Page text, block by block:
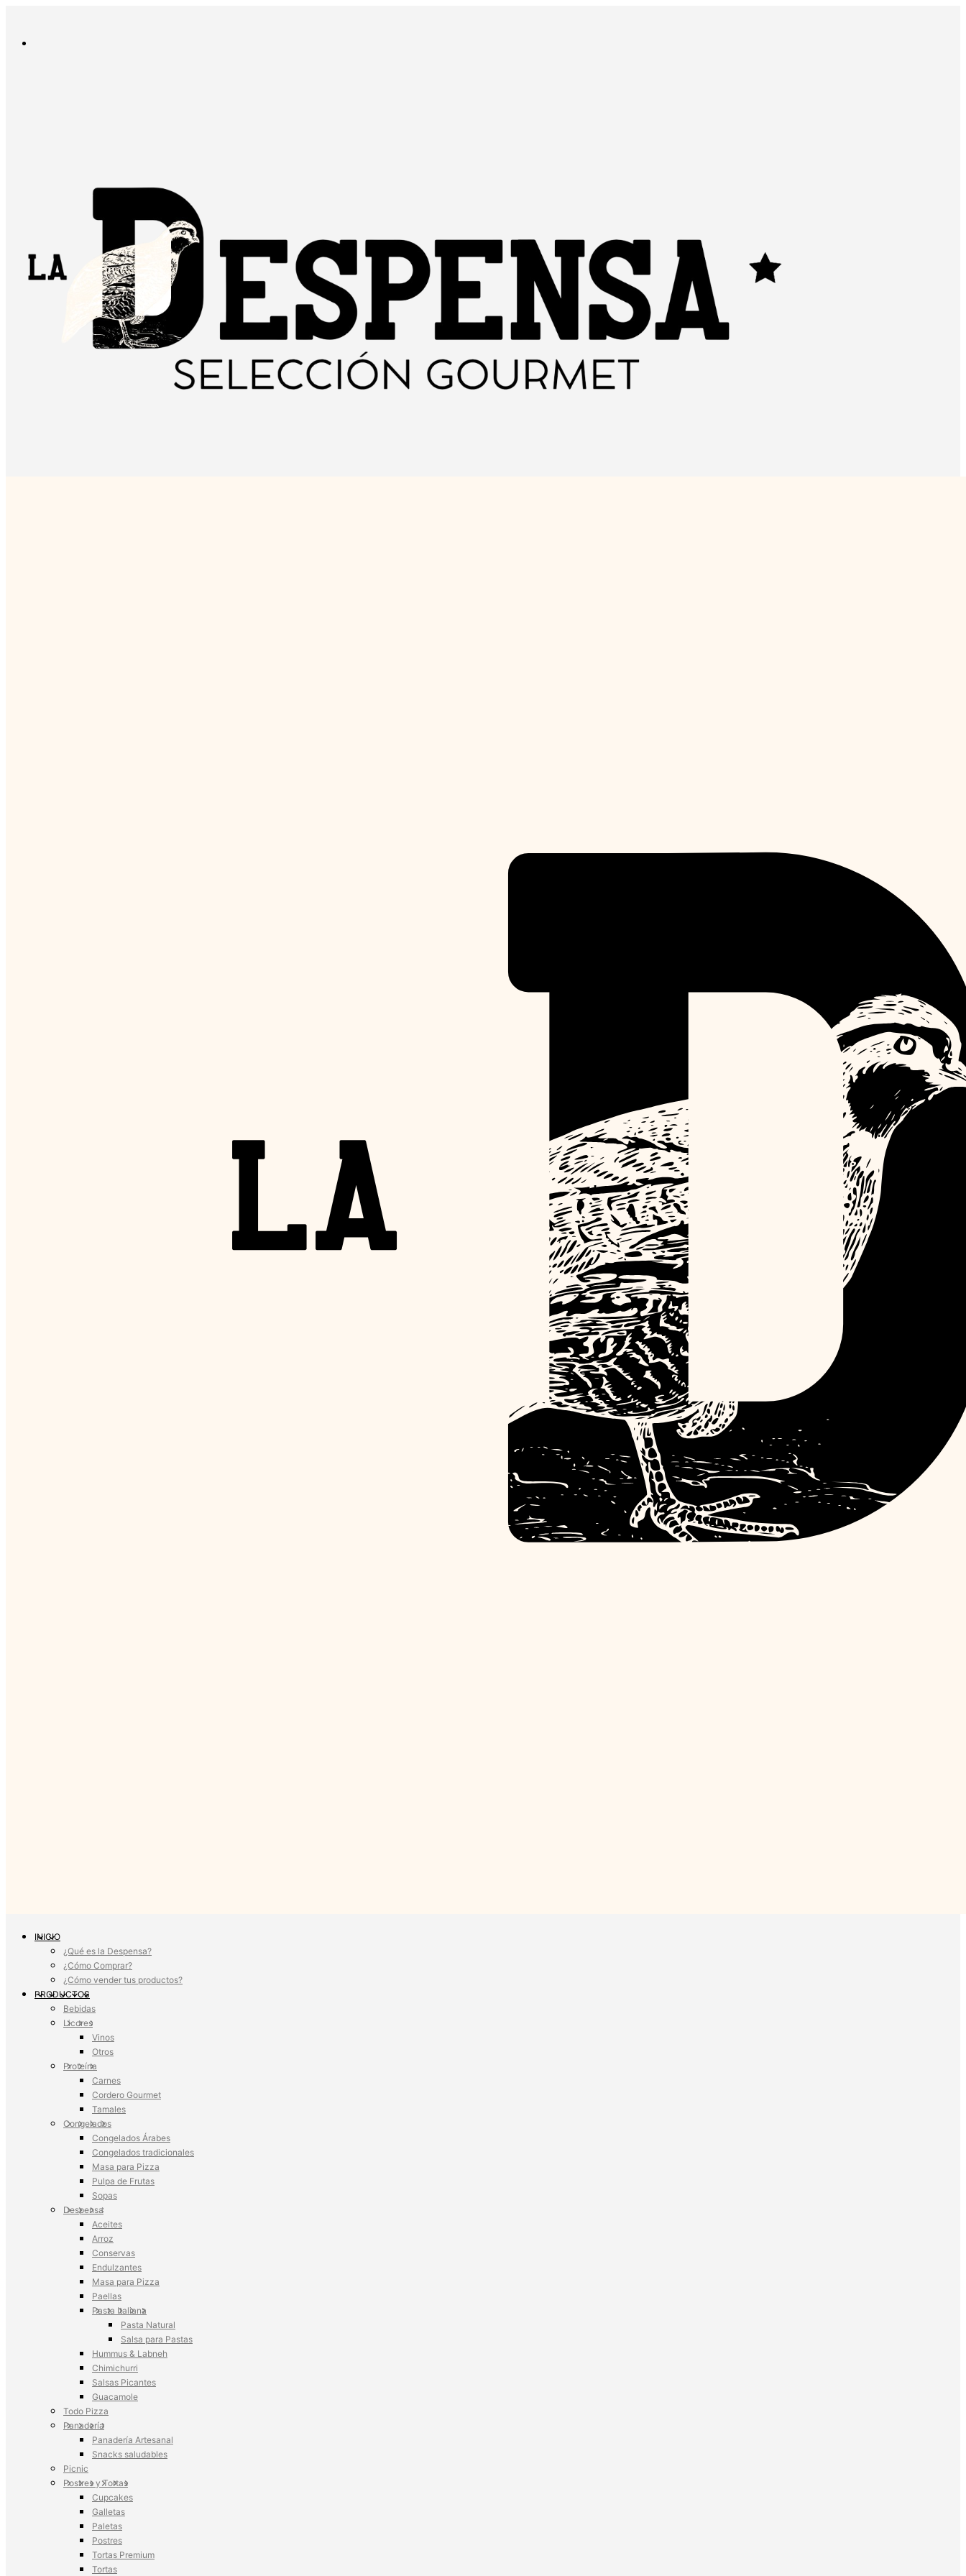
INICIO
¿Qué es la Despensa?
¿Cómo Comprar?
¿Cómo vender tus productos?
PRODUCTOS
Bebidas
Licores
Vinos
Otros
Proteína
Carnes
Cordero Gourmet
Tamales
Congelados
Congelados Árabes
Congelados tradicionales
Masa para Pizza
Pulpa de Frutas
Sopas
Despensa
Aceites
Arroz
Conservas
Endulzantes
Masa para Pizza
Paellas
Pasta Italiana
Pasta Natural
Salsa para Pastas
Hummus & Labneh
Chimichurri
Salsas Picantes
Guacamole
Todo Pizza
Panadería
Panadería Artesanal
Snacks saludables
Picnic
Postres y Tortas
Cupcakes
Galletas
Paletas
Postres
Tortas Premium
Tortas